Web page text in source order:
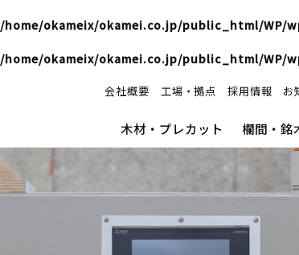
/home/okameix/okamei.co.jp/public_html/WP/
/home/okameix/okamei.co.jp/public_html/WP/
会社概要 工場・拠点 採用情報 お
木材・プレカット 欄間・銘